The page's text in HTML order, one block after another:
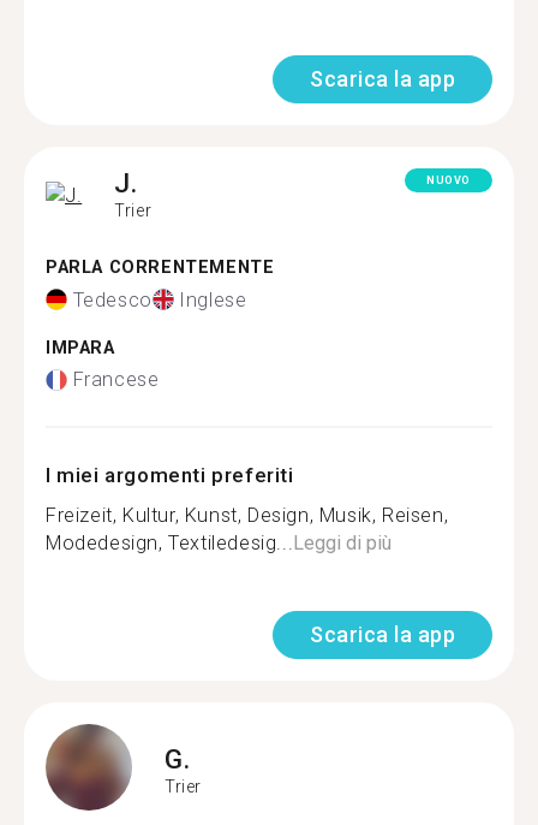
Scarica la app
J.
Trier
NUOVO
PARLA CORRENTEMENTE
Tedesco Inglese
IMPARA
Francese
I miei argomenti preferiti
Freizeit, Kultur, Kunst, Design, Musik, Reisen,
Modedesign, Textiledesig...Leggi di più
Scarica la app
G.
Trier